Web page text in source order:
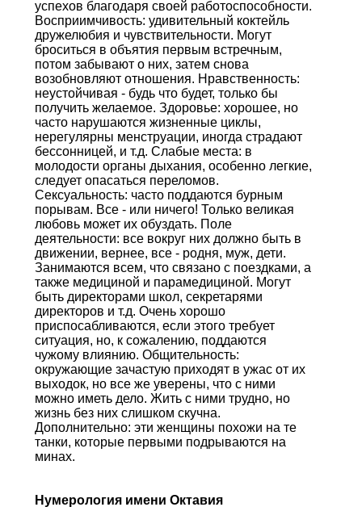
успехов благодаря своей работоспособности.
Восприимчивость: удивительный коктейль
дружелюбия и чувствительности. Могут
броситься в объятия первым встречным,
потом забывают о них, затем снова
возобновляют отношения. Нравственность:
неустойчивая - будь что будет, только бы
получить желаемое. Здоровье: хорошее, но
часто нарушаются жизненные циклы,
нерегулярны менструации, иногда страдают
бессонницей, и т.д. Слабые места: в
молодости органы дыхания, особенно легкие,
следует опасаться переломов.
Сексуальность: часто поддаются бурным
порывам. Все - или ничего! Только великая
любовь может их обуздать. Поле
деятельности: все вокруг них должно быть в
движении, вернее, все - родня, муж, дети.
Занимаются всем, что связано с поездками, а
также медициной и парамедициной. Могут
быть директорами школ, секретарями
директоров и т.д. Очень хорошо
приспосабливаются, если этого требует
ситуация, но, к сожалению, поддаются
чужому влиянию. Общительность:
окружающие зачастую приходят в ужас от их
выходок, но все же уверены, что с ними
можно иметь дело. Жить с ними трудно, но
жизнь без них слишком скучна.
Дополнительно: эти женщины похожи на те
танки, которые первыми подрываются на
минах.
Нумерология имени Октавия